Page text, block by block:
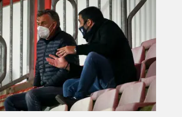
תקנון משתתפים וזוכים בפרסים
תקנון עבור פעילות אלקטרה
תקנון עבור פעילות ספורט 1 – "מרלן"
גיימינג E-Sports